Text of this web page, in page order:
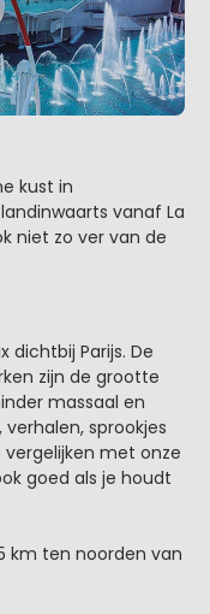
kust in
vanaf La
niet zo ver van de
dichtbij Parijs. De
zijn de grootte
massaal en
sprookjes
met onze
goed als je houdt
km ten noorden van